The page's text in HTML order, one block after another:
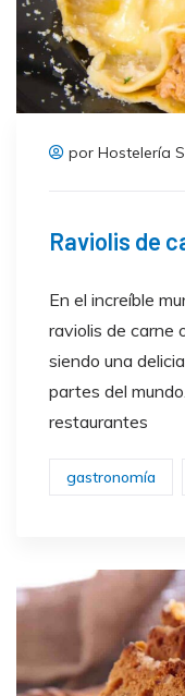
por Hostelería
Raviolis de
En el increíble
raviolis de carne
siendo una
partes del
restaurantes
gastronomía